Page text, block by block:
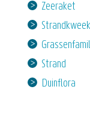
Zeeraket
Strandkweek
Strand
Duinflora